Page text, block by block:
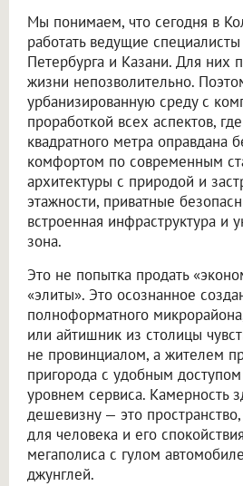
Мы понимаем, что сегодня в
работать ведущие
Петербурга и Казани. Для них
жизни непозволительно.
урбанизированную среду с
проработкой всех аспектов,
квадратного метра оправдана
комфортом по современным
архитектуры с природой и
этажности, приватные
встроенная инфраструктура и
зона.
Это не попытка продать
«элиты». Это осознанное
полноформатного
или айтишник из столицы
не провинциалом, а жителем
пригорода с удобным
уровнем сервиса. Камерность
дешевизну — это
для человека и его
мегаполиса с гулом
джунглей.